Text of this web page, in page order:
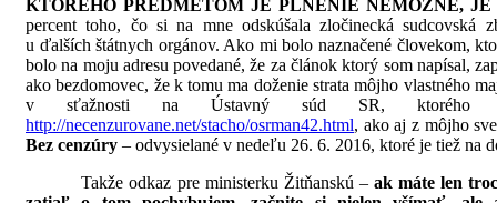
KTORÉHO PREDMETOM JE PLNENIE NEMOŽNÉ,
percent toho, čo si na mne odskúšala zločinecká sudcovská
u ďalších štátnych orgánov. Ako mi bolo naznačené človekom,
bolo na moju adresu povedané, že za článok ktorý som napísal,
ako bezdomovec, že k tomu ma doženie strata môjho vlastného
v sťažnosti na Ústavný súd SR, ktorého
http://necenzurovane.net/stacho/osrman42.html, ako aj z môjho
Bez cenzúry – odvysielané v nedeľu 26. 6. 2016, ktoré je tiež na
Takže odkaz pre ministerku Žitňanskú – ak máte len